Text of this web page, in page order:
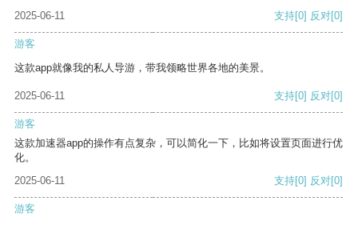
2025-06-11
支持[0] 反对[0]
游客
这款app就像我的私人导游，带我领略世界各地的美景。
2025-06-11 支持[0] 反对[0]
游客
这款加速器app的操作有点复杂，可以简化一下，比如将设置页面进行优
化。
2025-06-11
支持[0] 反对[0]
游客